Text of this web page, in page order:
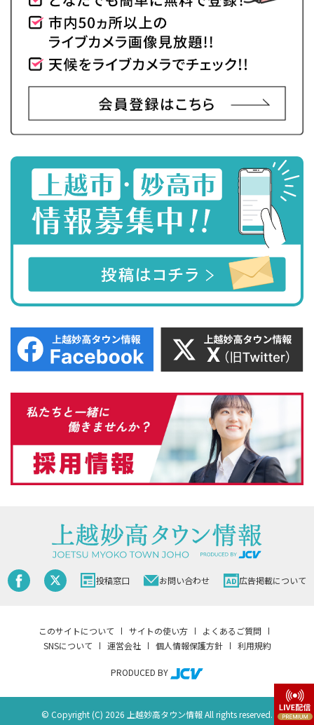
投稿窓口 お問い合わせ 広告掲載について
このサイトについて サイトの使い方
よくあるご質問
SNSについて
運営会社 個人情報保護方針 利用規約
PRODUCED BY
© Copyright (C) 2026 上越妙高タウン情報 All rights reserved.